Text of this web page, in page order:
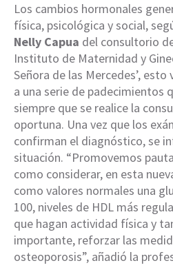
Los cambios hormonales
física, psicológica y social,
Nelly Capua del consultorio
Instituto de Maternidad y
Señora de las Mercedes’,
a una serie de padecimientos
siempre que se realice la
oportuna. Una vez que los
confirman el diagnóstico, se
situación. “Promovemos
como considerar, en esta
como valores normales una
100, niveles de HDL más
que hagan actividad física y
importante, reforzar las
osteoporosis”, añadió la